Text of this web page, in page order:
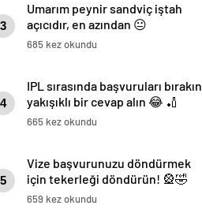
3
Umarım peynir sandviç iştah
açıcıdır, en azından 😐
685 kez okundu
4
IPL sırasında başvuruları bırakın
yakışıklı bir cevap alın 😂 🏏
665 kez okundu
5
Vize başvurunuzu döndürmek
için tekerleği döndürün! 🎡🤣
659 kez okundu